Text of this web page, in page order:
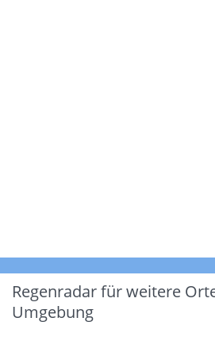
Regenradar für weitere
Umgebung